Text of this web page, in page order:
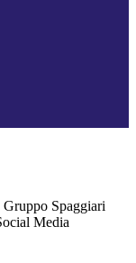
Spaggiari
Media